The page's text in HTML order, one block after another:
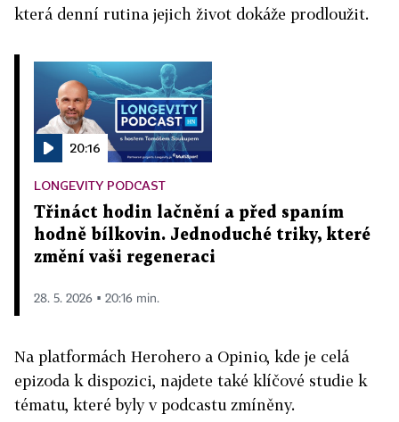
která denní rutina jejich život dokáže prodloužit.
20:16
LONGEVITY PODCAST
Třináct hodin lačnění a před spaním
hodně bílkovin. Jednoduché triky, které
změní vaši regeneraci
28. 5. 2026 ▪ 20:16 min.
Na platformách Herohero a Opinio, kde je celá
epizoda k dispozici, najdete také klíčové studie k
tématu, které byly v podcastu zmíněny.